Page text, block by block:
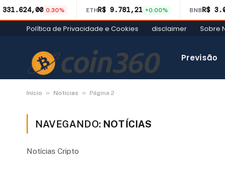
331.624,00 0.30% ETHR$ 9.781,21 +0.00% BNBR$
Política de Privacidade e Cookies disclaimer Sobre
Previsão
Início » Notícias » Página 2
NAVEGANDO: NOTÍCIAS
Notícias Cripto